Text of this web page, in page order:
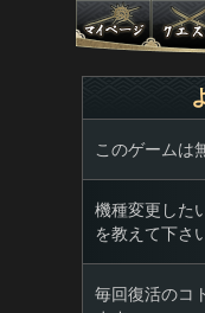
このゲームは
機種変更した
を教えて下さ
毎回復活のコ